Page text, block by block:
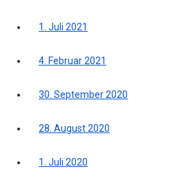
1. Juli 2021
4. Februar 2021
30. September 2020
28. August 2020
1. Juli 2020